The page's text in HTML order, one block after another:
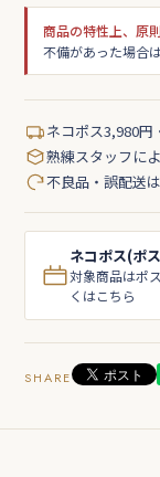
商品の特性上、原
不備があった場合
ネコポス3,980
熟練スタッフに
不良品・誤配送
ネコポス(ポ
対象商品はポ
くはこちら
SHARE